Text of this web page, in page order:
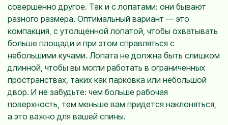
совершенно другое. Так и с лопатами: они бывают
разного размера. Оптимальный вариант — это
компакция, с утолщенной лопатой, чтобы охватывать
больше площади и при этом справляться с
небольшими кучами. Лопата не должна быть слишком
длинной, чтобы вы могли работать в ограниченных
пространствах, таких как парковка или небольшой
двор. И не забудьте: чем больше рабочая
поверхность, тем меньше вам придется наклоняться,
а это важно для вашей спины.